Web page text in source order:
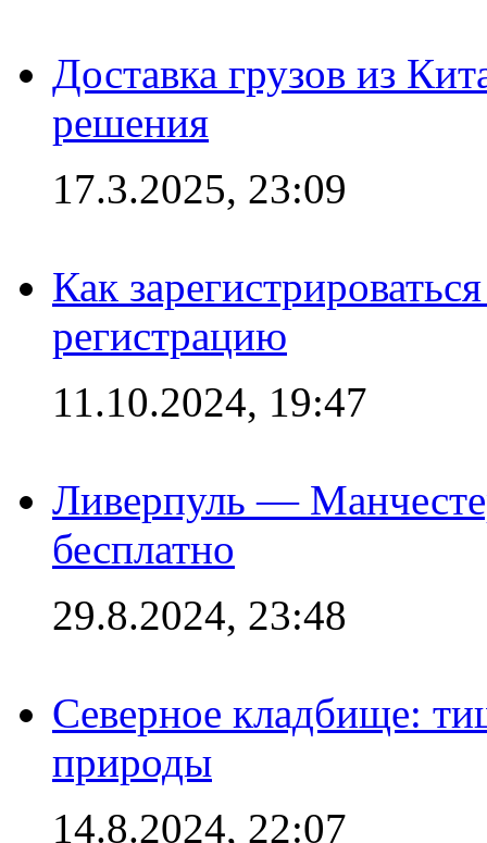
Доставка грузов из
решения
17.3.2025, 23:09
Как
регистрацию
11.10.2024, 19:47
Ливерпуль —
бесплатно
29.8.2024, 23:48
Северное кладбище:
природы
14.8.2024, 22:07